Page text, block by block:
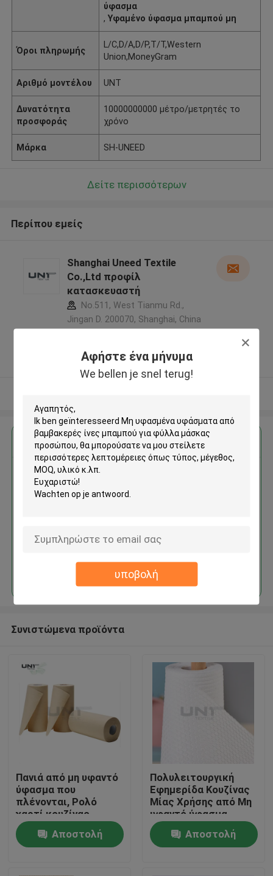
Αφήστε ένα μήνυμα
We bellen je snel terug!
υποβολή
Σπίτι
Προϊόντα
Σχετικά με εμάς
ύφασμα
,Υφαμένο ύφασμα μπαμπού μη
Όροι πληρωμής
L/C,D/A,D/P,T/T,Western
Union,MoneyGram
Αριθμό μοντέλου UNT
Δυνατότητα
προσφοράς
10000000000 μέτρο/μετρητές το
χρόνο
Μάρκα SH-UNEED
Δείτε περισσότερων
Περίπου εμείς
Shanghai Uneed Textile
Co.,Ltd προφίλ
κατασκευαστή
No.511, West Tianmu Rd.,
Jingan D. 200070, Shanghai, China
Ελεγχμένος προμηθευτής
Αποκτήστε την καλύτερη τιμή για
Μη υφασμένα υφάσματα από
βαμβακερές ίνες μπαμπού για
Συνιστώμενα προϊόντα
Πανιά από μη υφαντό
ύφασμα που
πλένονται, Ρολό
χαρτί κουζίνας,
Επαναχρησιμοποιούμενα
πανιά καθαρισμού
κουζίνας 130gsm
Αποστολή
Πολυλειτουργική
Εφημερίδα Κουζίνας
Μίας Χρήσης από Μη
υφαντό ύφασμα
Spunlace με
Εκτύπωση Σχεδίου
Αποστολή